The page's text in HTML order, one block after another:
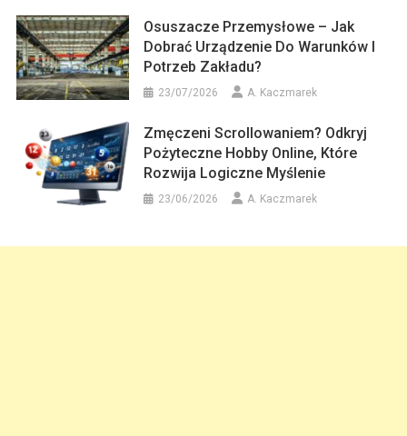
Osuszacze Przemysłowe – Jak
Dobrać Urządzenie Do Warunków I
Potrzeb Zakładu?
23/07/2026 A. Kaczmarek
Zmęczeni Scrollowaniem? Odkryj
Pożyteczne Hobby Online, Które
Rozwija Logiczne Myślenie
23/06/2026 A. Kaczmarek